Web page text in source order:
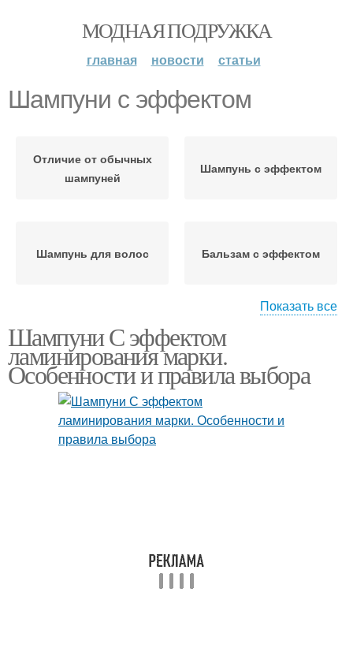
МОДНАЯ ПОДРУЖКА
главная новости статьи
Шампуни с эффектом
Отличие от обычных
шампуней
Шампунь с эффектом
Шампунь для волос Бальзам с эффектом
Восстановление с
эффектом
Шампунь с кератином
Профессиональный
Показать все
Шампуни С эффектом
ламинирования марки.
Особенности и правила выбора